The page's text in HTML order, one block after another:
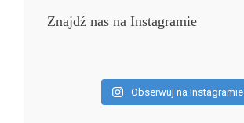
Znajdź nas na Instagramie
Obserwuj na Instagramie